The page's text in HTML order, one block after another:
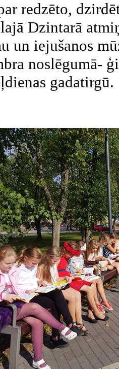
redzēto,
Dzintarā
un iejušanos
noslēgumā-
gadatirgū.